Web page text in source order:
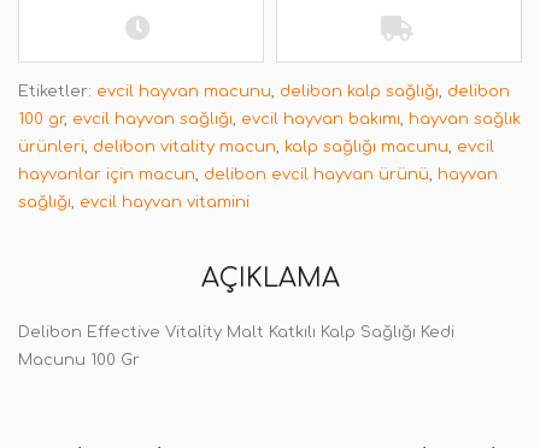
Etiketler: evcil hayvan macunu, delibon kalp sağlığı, delibon
100 gr, evcil hayvan sağlığı, evcil hayvan bakımı, hayvan sağlık
ürünleri, delibon vitality macun, kalp sağlığı macunu, evcil
hayvanlar için macun, delibon evcil hayvan ürünü, hayvan
sağlığı, evcil hayvan vitamini
AÇIKLAMA
Delibon Effective Vitality Malt Katkılı Kalp Sağlığı Kedi
Macunu 100 Gr